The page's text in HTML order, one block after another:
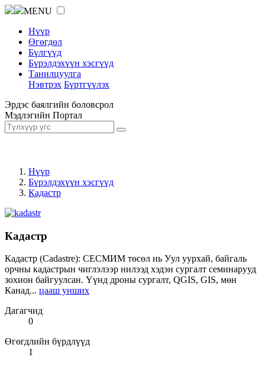
MENU
Нүүр
Өгөгдөл
Бүлгүүд
Бүрэлдэхүүн хэсгүүд
Танилцуулга
Нэвтрэх Бүртгүүлэх
Эрдэс баялгийн боловсрол
Мэдлэгийн Портал
Нүүр
Бүрэлдэхүүн хэсгүүд
Кадастр
Кадастр
Кадастр (Cadastre): СЕСМИМ төсөл нь Уул уурхай, байгаль
орчны кадастрын чиглэлээр нилээд хэдэн сургалт семинарууд
зохион байгуулсан. Үүнд дроны сургалт, QGIS, GIS, мөн
Канад... цааш унших
Дагагчид
0
Өгөгдлийн бүрдлүүд
1